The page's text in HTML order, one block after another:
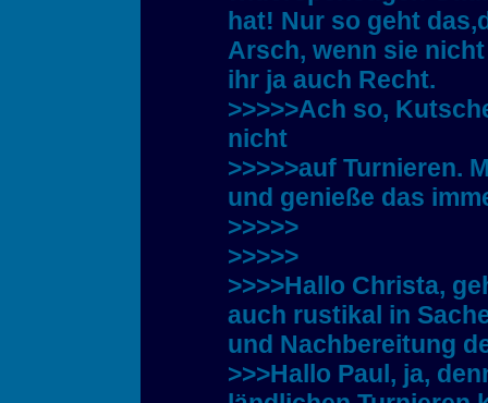
hat! Nur so geht
Arsch, wenn sie
ihr ja auch Recht.
>>>>>Ach so,
nicht
>>>>>auf Turnieren.
und genieße das
>>>>>
>>>>>
>>>>Hallo Christa,
auch rustikal in
und Nachbereitung
>>>Hallo Paul, ja,